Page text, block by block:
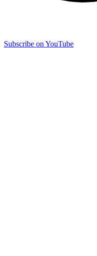
Subscribe on YouTube